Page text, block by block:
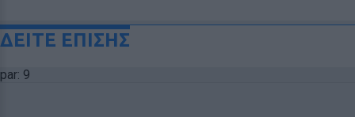
ΔΕΙΤΕ ΕΠΙΣΗΣ
par: 9